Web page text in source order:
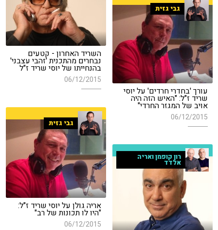
השריד האחרון - קטעים
נבחרים מהתכנית 'זהבי עצבני'
בהנחייתו של יוסי שריד ז"ל
06/12/2015
גבי גזית
עורך 'בחדרי חרדים' על יוסי
שריד ז"ל: "האיש הזה היה
אויב של המגזר החרדי"
06/12/2015
גבי גזית
אריה גולן על יוסי שריד ז"ל:
"היו לו תכונות של רב"
06/12/2015
רון קופמן ואריה
אלדד